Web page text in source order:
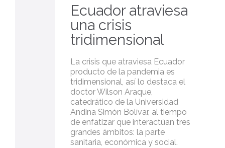
Ecuador atraviesa
una crisis
tridimensional
La crisis que atraviesa Ecuador
producto de la pandemia es
tridimensional, así lo destaca el
doctor Wilson Araque,
catedrático de la Universidad
Andina Simón Bolívar, al tiempo
de enfatizar que interactúan tres
grandes ámbitos: la parte
sanitaria, económica y social.